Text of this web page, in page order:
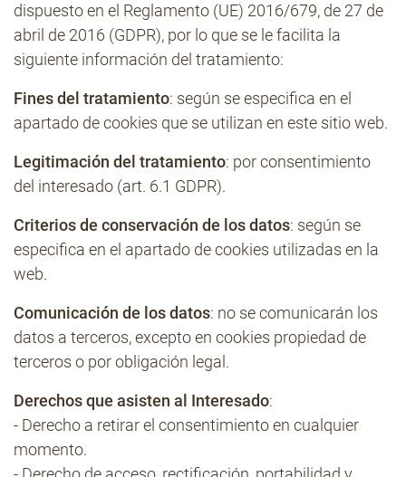
dispuesto en el Reglamento (UE) 2016/679, de 27 de
abril de 2016 (GDPR), por lo que se le facilita la
siguiente información del tratamiento:
Fines del tratamiento: según se especifica en el
apartado de cookies que se utilizan en este sitio web.
Legitimación del tratamiento: por consentimiento
del interesado (art. 6.1 GDPR).
Criterios de conservación de los datos: según se
especifica en el apartado de cookies utilizadas en la
web.
Comunicación de los datos: no se comunicarán los
datos a terceros, excepto en cookies propiedad de
terceros o por obligación legal.
Derechos que asisten al Interesado:
- Derecho a retirar el consentimiento en cualquier
momento.